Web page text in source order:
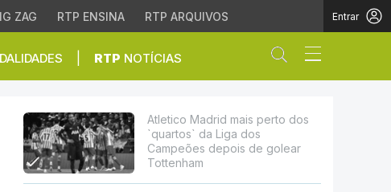
ZAG RTP ENSINA RTP ARQUIVOS Entrar
RTP NOTÍCIAS Abrir campo
Liga dos Campeões
Atletico Madrid mais perto dos
`quartos` da Liga dos
Campeões depois de golear
Tottenham